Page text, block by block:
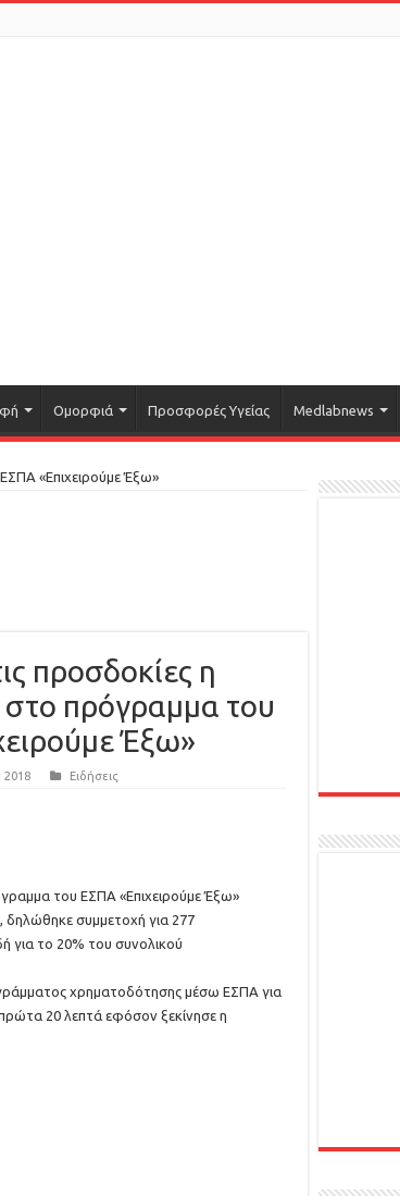
Ομορφιά Προσφορές Υγείας Medlabnews
«Επιχειρούμε Έξω»
προσδοκίες η
πρόγραμμα του
Έξω»
2018 Ειδήσεις
του ΕΣΠΑ «Επιχειρούμε Έξω»
δηλώθηκε συμμετοχή για 277
για το 20% του συνολικού
χρηματοδότησης μέσω ΕΣΠΑ για
20 λεπτά εφόσον ξεκίνησε η